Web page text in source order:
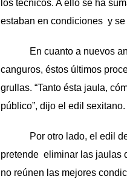
los técnicos. A ello se ha
estaban en condiciones y
En cuanto a nuevos
canguros, éstos últimos
grullas. “Tanto ésta jaula,
público”, dijo el edil sexitano.
Por otro lado, el edil de
pretende eliminar las jaulas
no reúnen las mejores